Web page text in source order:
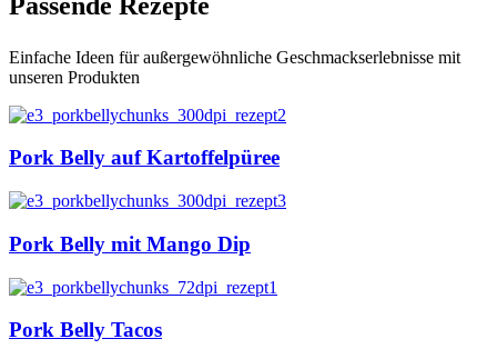
Einfache Ideen für außergewöhnliche Geschmackserlebnisse mit
unseren Produkten
Pork Belly auf Kartoffelpüree
Pork Belly mit Mango Dip
Pork Belly Tacos